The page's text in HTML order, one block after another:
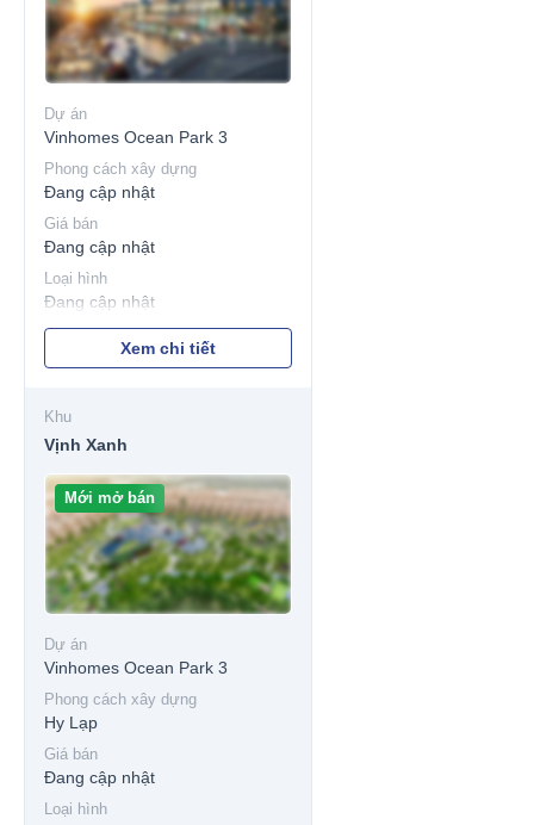
Dự án
Vinhomes Ocean Park 3
Phong cách xây dựng
Đang cập nhật
Giá bán
Đang cập nhật
Loại hình
Đang cập nhật
Xem chi tiết
Khu
Vịnh Xanh
Mới mở bán
Dự án
Vinhomes Ocean Park 3
Phong cách xây dựng
Hy Lạp
Giá bán
Đang cập nhật
Loại hình